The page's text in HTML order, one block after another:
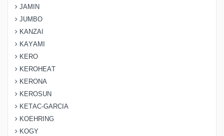
JAMIN
JUMBO
KANZAI
KAYAMI
KERO
KEROHEAT
KERONA
KEROSUN
KETAC-GARCIA
KOEHRING
KOGY